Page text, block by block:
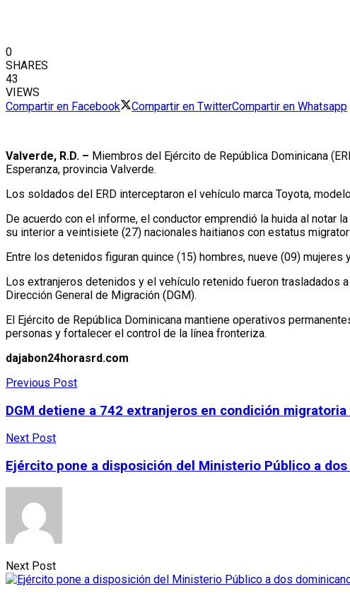
0
SHARES
43
VIEWS
Compartir en Facebook
Compartir en TwitterCompartir en Whatsapp
Valverde, R.D. – Miembros del Ejército de República Dominicana
Esperanza, provincia Valverde.
Los soldados del ERD interceptaron el vehículo marca Toyota,
De acuerdo con el informe, el conductor emprendió la huida al notar
su interior a veintisiete (27) nacionales haitianos con estatus
Entre los detenidos figuran quince (15) hombres, nueve (09)
Los extranjeros detenidos y el vehículo retenido fueron trasladados
Dirección General de Migración (DGM).
El Ejército de República Dominicana mantiene operativos
personas y fortalecer el control de la línea fronteriza.
dajabon24horasrd.com
Previous Post
DGM detiene a 742 extranjeros en condición
Next Post
Ejército pone a disposición del Ministerio Público a
Next Post